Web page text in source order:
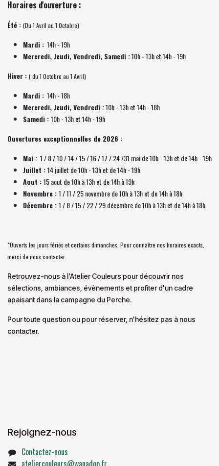
Horaires d'ouverture :
Été : (Du 1 Avril au 1 Octobre)
Mardi : 14h - 19h
Mercredi, Jeudi, Vendredi, Samedi :10h - 13h et 14h - 19h
Hiver : ( du 1 Octobre au 1 Avril)
Mardi : 14h - 18h
Mercredi, Jeudi, Vendredi :10h - 13h et 14h - 18h
Samedi :10h - 13h et 14h - 19h
Ouvertures exceptionnelles de 2026 :
Mai : 1 / 8 / 10 / 14 / 15 / 16 / 17 / 24 /31 mai de 10h - 13h et de 14h - 19h
Juillet :14 juillet de 10h - 13h et de 14h - 19h
Aout :15 aout de 10h à 13h et de 14h à 19h
Novembre :1 / 11 / 25 novembre de10h à 13h et de 14h à 18h
Décembre :1 / 8 / 15 / 22 / 29 décembrede10h à 13h et de 14h à 18h
*Ouverts les jours fériés et certains dimanches. Pour connaître nos horaires exacts,
merci de nous contacter.
Retrouvez-nous à l'Atelier Couleurs pour découvrir nos
sélections, ambiances, évènements et profiter d'un cadre
apaisant dans la campagne du Perche.
Pour toute question ou pour réserver, n'hésitez pas à nous
contacter.
Rejoignez-nous
Contactez-nous
ateliercouleurs@wanadoo.fr